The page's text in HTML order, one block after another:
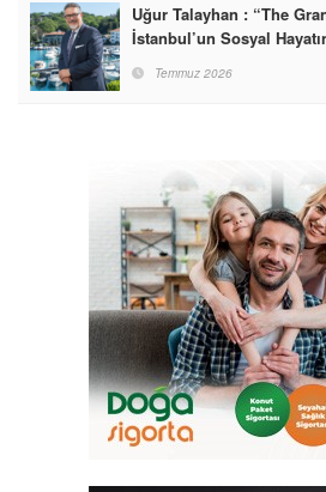
Uğur Talayhan : “The
İstanbul’un Sosyal
Temmuz 2026